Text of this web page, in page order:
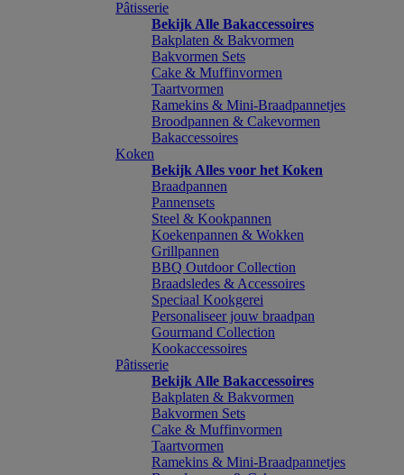
Pâtisserie
Bekijk Alle Bakaccessoires
Bakplaten & Bakvormen
Bakvormen Sets
Cake & Muffinvormen
Taartvormen
Ramekins & Mini-Braadpannetjes
Broodpannen & Cakevormen
Bakaccessoires
Koken
Bekijk Alles voor het Koken
Braadpannen
Pannensets
Steel & Kookpannen
Koekenpannen & Wokken
Grillpannen
BBQ Outdoor Collection
Braadsledes & Accessoires
Speciaal Kookgerei
Personaliseer jouw braadpan
Gourmand Collection
Kookaccessoires
Pâtisserie
Bekijk Alle Bakaccessoires
Bakplaten & Bakvormen
Bakvormen Sets
Cake & Muffinvormen
Taartvormen
Ramekins & Mini-Braadpannetjes